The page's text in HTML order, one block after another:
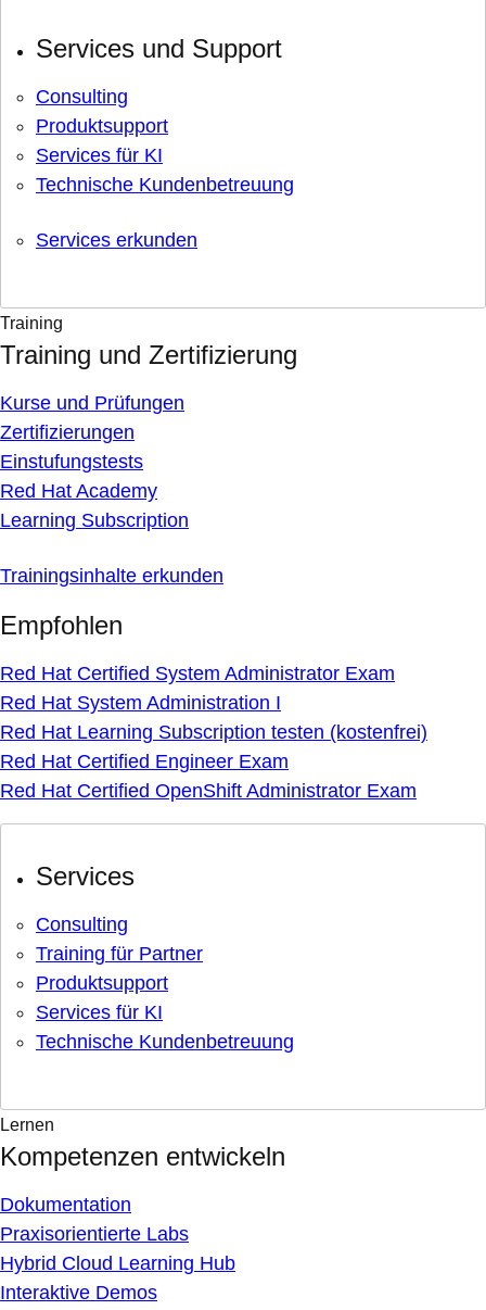
Services und Support
Consulting
Produktsupport
Services für KI
Technische Kundenbetreuung
Services erkunden
Training
Training und Zertifizierung
Kurse und Prüfungen
Zertifizierungen
Einstufungstests
Red Hat Academy
Learning Subscription
Trainingsinhalte erkunden
Empfohlen
Red Hat Certified System Administrator Exam
Red Hat System Administration I
Red Hat Learning Subscription testen (kostenfrei)
Red Hat Certified Engineer Exam
Red Hat Certified OpenShift Administrator Exam
Services
Consulting
Training für Partner
Produktsupport
Services für KI
Technische Kundenbetreuung
Lernen
Kompetenzen entwickeln
Dokumentation
Praxisorientierte Labs
Hybrid Cloud Learning Hub
Interaktive Demos